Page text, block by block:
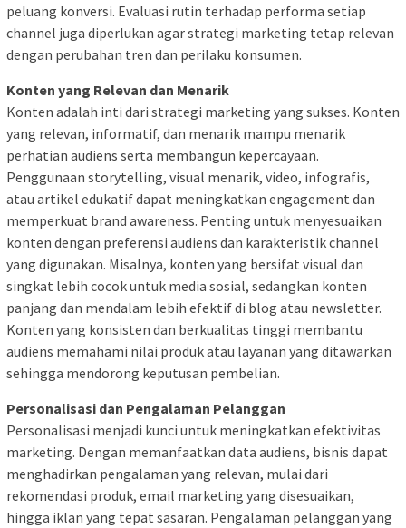
peluang konversi. Evaluasi rutin terhadap performa setiap
channel juga diperlukan agar strategi marketing tetap relevan
dengan perubahan tren dan perilaku konsumen.
Konten yang Relevan dan Menarik
Konten adalah inti dari strategi marketing yang sukses. Konten
yang relevan, informatif, dan menarik mampu menarik
perhatian audiens serta membangun kepercayaan.
Penggunaan storytelling, visual menarik, video, infografis,
atau artikel edukatif dapat meningkatkan engagement dan
memperkuat brand awareness. Penting untuk menyesuaikan
konten dengan preferensi audiens dan karakteristik channel
yang digunakan. Misalnya, konten yang bersifat visual dan
singkat lebih cocok untuk media sosial, sedangkan konten
panjang dan mendalam lebih efektif di blog atau newsletter.
Konten yang konsisten dan berkualitas tinggi membantu
audiens memahami nilai produk atau layanan yang ditawarkan
sehingga mendorong keputusan pembelian.
Personalisasi dan Pengalaman Pelanggan
Personalisasi menjadi kunci untuk meningkatkan efektivitas
marketing. Dengan memanfaatkan data audiens, bisnis dapat
menghadirkan pengalaman yang relevan, mulai dari
rekomendasi produk, email marketing yang disesuaikan,
hingga iklan yang tepat sasaran. Pengalaman pelanggan yang